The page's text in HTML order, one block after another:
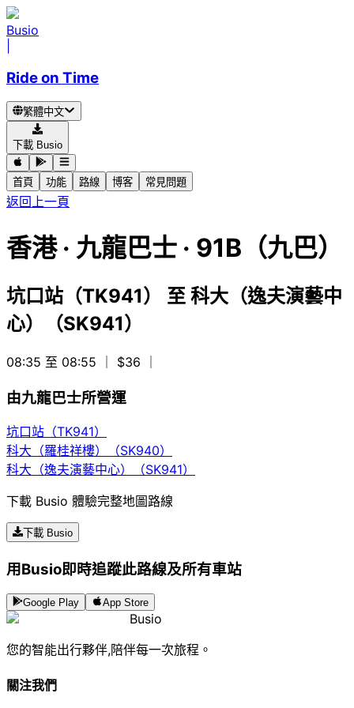
Busio
Ride on Time
繁體中文
下載 Busio
首頁 功能 路線 博客 常見問題
返回上一頁
香港· 九龍巴士 · 91B（九巴）
坑口站（TK941） 至 科大（逸夫演藝中
心）（SK941）
08:35 至 08:55 ｜ $36
由九龍巴士所營運
坑口站（TK941）
科大（羅桂祥樓）（SK940）
科大（逸夫演藝中心）（SK941）
下載 Busio 體驗完整地圖路線
下載 Busio
用Busio即時追蹤此路線及所有車站
Google Play App Store
Busio
您的智能出行夥伴,陪伴每一次旅程。
關注我們